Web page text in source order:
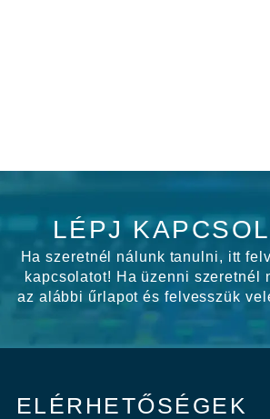
LÉPJ
Ha szeretnél nálunk tanulni, itt
kapcsolatot! Ha üzenni szeretnél
az alábbi űrlapot és felvesszük
ELÉRHETŐSÉGEK